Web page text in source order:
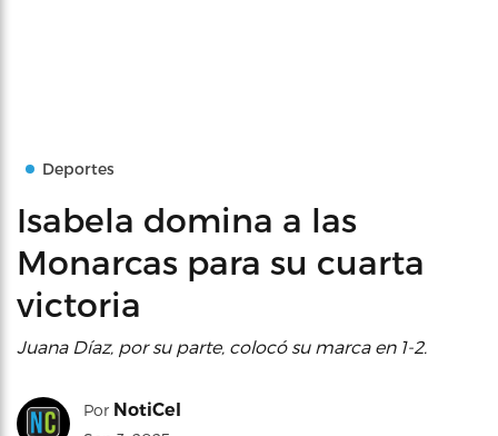
Deportes
Isabela domina a las
Monarcas para su cuarta
victoria
Juana Díaz, por su parte, colocó su marca en 1-2.
Por NotiCel